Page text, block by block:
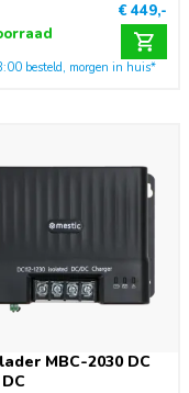
€ 449,-
besteld, morgen in huis*
MBC-2030 DC